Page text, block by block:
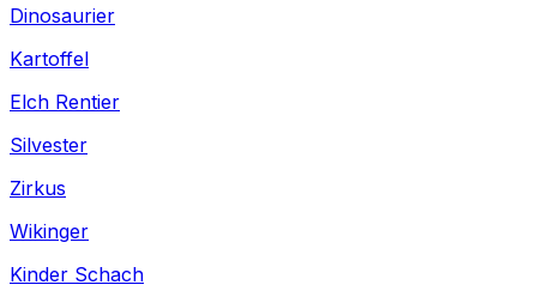
Dinosaurier
Kartoffel
Elch Rentier
Silvester
Zirkus
Wikinger
Kinder Schach